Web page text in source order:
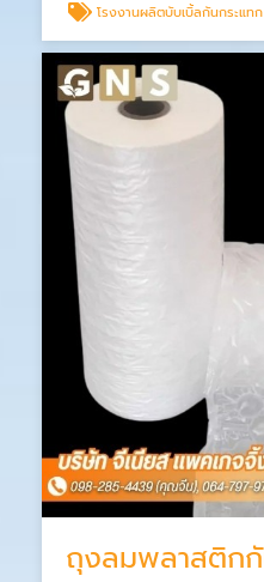
โรงงานผลิตบับเบิ้ลกันกระแทก